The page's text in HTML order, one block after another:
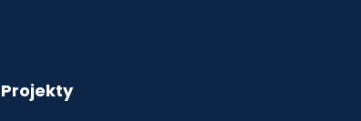
Projekty